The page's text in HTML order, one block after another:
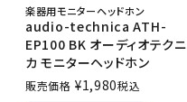
楽器用モニターヘッドホン
audio-technica ATH-
EP100 BK オーディオテクニ
カ モニターヘッドホン
販売価格 ¥1,980税込